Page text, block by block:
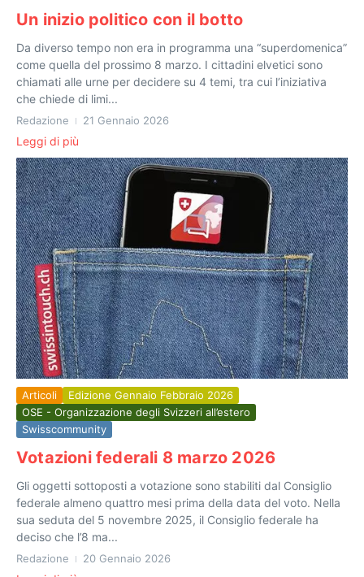
Un inizio politico con il botto
Da diverso tempo non era in programma una “superdomenica”
come quella del prossimo 8 marzo. I cittadini elvetici sono
chiamati alle urne per decidere su 4 temi, tra cui l’iniziativa
che chiede di limi...
Redazione 21 Gennaio 2026
Leggi di più
Articoli
Edizione Gennaio Febbraio 2026
OSE - Organizzazione degli Svizzeri all’estero
Swisscommunity
Votazioni federali 8 marzo 2026
Gli oggetti sottoposti a votazione sono stabiliti dal Consiglio
federale almeno quattro mesi prima della data del voto. Nella
sua seduta del 5 novembre 2025, il Consiglio federale ha
deciso che l’8 ma...
Redazione 20 Gennaio 2026